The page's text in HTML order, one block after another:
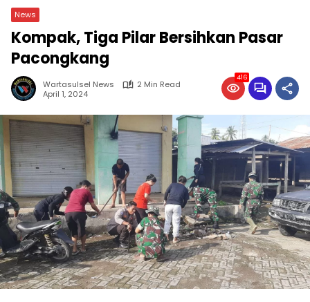
News
Kompak, Tiga Pilar Bersihkan Pasar
Pacongkang
Wartasulsel News
2 Min Read
April 1, 2024
416